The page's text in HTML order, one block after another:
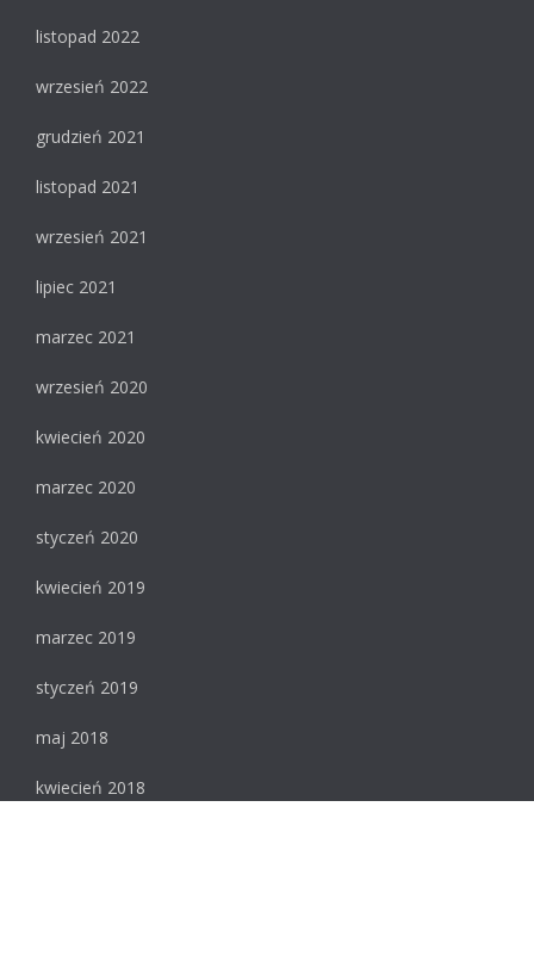
listopad 2022
wrzesień 2022
grudzień 2021
listopad 2021
wrzesień 2021
lipiec 2021
marzec 2021
wrzesień 2020
kwiecień 2020
marzec 2020
styczeń 2020
kwiecień 2019
marzec 2019
styczeń 2019
maj 2018
kwiecień 2018